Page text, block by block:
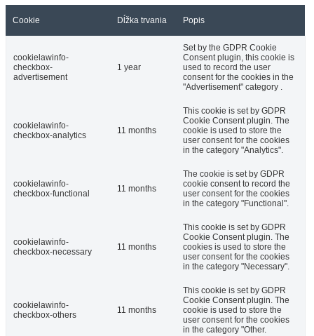
Cookie Dĺžka trvania Popis
cookielawinfo-
checkbox-
advertisement
1 year
Set by the GDPR Cookie
Consent plugin, this cookie is
used to record the user
consent for the cookies in the
"Advertisement" category .
cookielawinfo-
checkbox-analytics
11 months
This cookie is set by GDPR
Cookie Consent plugin. The
cookie is used to store the
user consent for the cookies
in the category "Analytics".
cookielawinfo-
checkbox-functional
11 months
The cookie is set by GDPR
cookie consent to record the
user consent for the cookies
in the category "Functional".
cookielawinfo-
checkbox-necessary
11 months
This cookie is set by GDPR
Cookie Consent plugin. The
cookies is used to store the
user consent for the cookies
in the category "Necessary".
cookielawinfo-
checkbox-others
11 months
This cookie is set by GDPR
Cookie Consent plugin. The
cookie is used to store the
user consent for the cookies
in the category "Other.